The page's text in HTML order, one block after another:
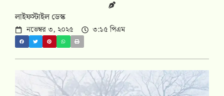
লাইফস্টাইল ডেস্ক
নভেম্বর ৩, ২০২৫ ৩:১৫ পিএম